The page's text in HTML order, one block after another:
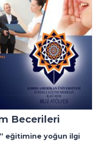
Becerileri
eğitimine yoğun ilgi